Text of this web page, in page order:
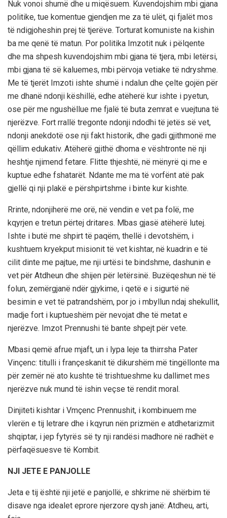
Nuk vonoi shumë dhe u miqësuem. Kuvendojshim mbi gjana
politike, tue komentue gjendjen me za të ulët, qi fjalët mos
të ndigjoheshin prej të tjerëve. Torturat komuniste na kishin
ba me qenë të matun. Por politika Imzotit nuk i pëlqente
dhe ma shpesh kuvendojshim mbi gjana të tjera, mbi letërsi,
mbi gjana të së kaluemes, mbi përvoja vetiake të ndryshme.
Me të tjerët Imzoti ishte shumë i ndalun dhe çelte gojën për
me dhanë ndonji këshillë, edhe atëherë kur ishte i pyetun,
ose për me ngushëllue me fjalë të buta zemrat e vuejtuna të
njerëzve. Fort rrallë tregonte ndonji ndodhi të jetës së vet,
ndonji anekdotë ose nji fakt historik, dhe gadi gjithmonë me
qëllim edukativ. Atëherë gjithë dhoma e vështronte në nji
heshtje njimend fetare. Flitte thjeshtë, në mënyrë qi me e
kuptue edhe fshatarët. Ndante me ma të vorfënt atë pak
gjellë qi nji plakë e përshpirtshme i binte kur kishte.
Rrinte, ndonjiherë me orë, në vendin e vet pa folë, me
kqyrjen e tretun përtej dritares. Mbas gjasë atëherë lutej.
Ishte i butë me shpirt të paqëm, thellë i devotshëm, i
kushtuem kryekput misionit të vet kishtar, në kuadrin e të
cilit dinte me pajtue, me nji urtësi te bindshme, dashunin e
vet për Atdheun dhe shijen për letërsinë. Buzëqeshun në të
folun, zemërgjanë ndër gjykime, i qetë e i sigurtë në
besimin e vet të patrandshëm, por jo i mbyllun ndaj shekullit,
madje fort i kuptueshëm për nevojat dhe të metat e
njerëzve. Imzot Prennushi të bante shpejt për vete.
Mbasi qemë afrue mjaft, un i lypa leje ta thirrsha Pater
Vinçenc: titulli i françeskanit të dikurshëm më tingëllonte ma
për zemër në ato kushte të trishtueshme ku dallimet mes
njerëzve nuk mund të ishin veçse të rendit moral.
Dinjiteti kishtar i Vmçenc Prennushit, i kombinuem me
vlerën e tij letrare dhe i kqyrun nën prizmën e atdhetarizmit
shqiptar, i jep fytyrës së ty nji randësi madhore në radhët e
përfaqësuesve të Kombit.
NJI JETE E PANJOLLE
Jeta e tij është nji jetë e panjollë, e shkrime në shërbim të
disave nga idealet eprore njerzore qysh janë: Atdheu, arti,